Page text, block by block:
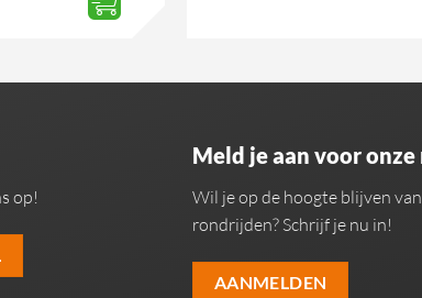
op!
Meld je aan voor
Wil je op de hoogte blijven
rondrijden? Schrijf je nu in!
AANMELDEN